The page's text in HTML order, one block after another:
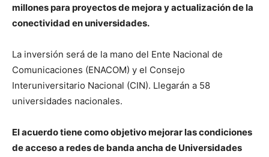
millones para proyectos de mejora y actualización de la
conectividad en universidades.
La inversión será de la mano del Ente Nacional de
Comunicaciones (ENACOM) y el Consejo
Interuniversitario Nacional (CIN). Llegarán a 58
universidades nacionales.
El acuerdo tiene como objetivo mejorar las condiciones
de acceso a redes de banda ancha de Universidades